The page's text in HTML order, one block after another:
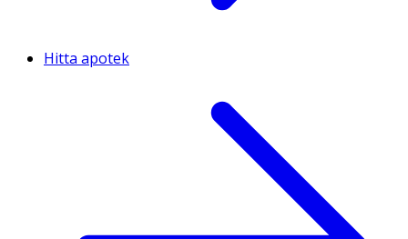
Hitta apotek